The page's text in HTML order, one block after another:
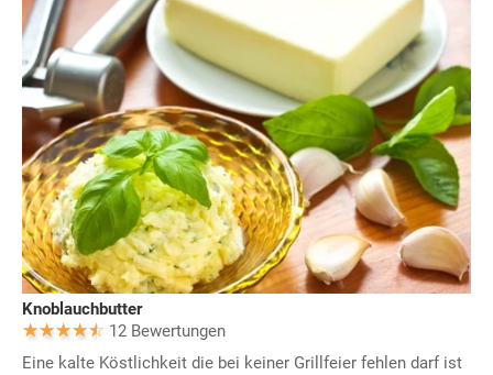
Knoblauchbutter
12 Bewertungen
Eine kalte Köstlichkeit die bei keiner Grillfeier fehlen darf ist